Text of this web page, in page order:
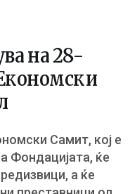
на 28-
Самит, кој е
Фондацијата, ќе
а ќе